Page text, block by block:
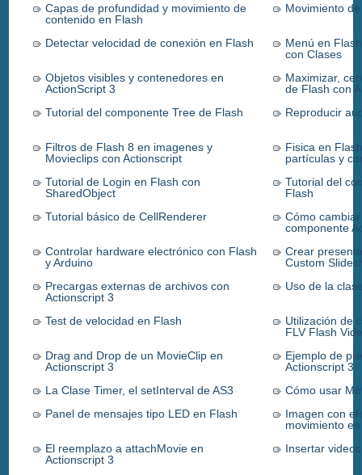
Capas de profundidad y movimiento de
contenido en Flash
Movimiento
Detectar velocidad de conexión en Flash
Menú en
con Clases
Objetos visibles y contenedores en
ActionScript 3
Maximizar,
de Flash con
Tutorial del componente Tree de Flash
Reproducir
Filtros de Flash 8 en imagenes y
Movieclips con Actionscript
Fisica en
partículas y
Tutorial de Login en Flash con
SharedObject
Tutorial del
Flash
Tutorial básico de CellRenderer
Cómo
componente
Controlar hardware electrónico con Flash
y Arduino
Crear
Custom
Precargas externas de archivos con
Actionscript 3
Uso de la
Test de velocidad en Flash
Utilización de
FLV Flash
Drag and Drop de un MovieClip en
Actionscript 3
Ejemplo de
Actionscript 3
La Clase Timer, el setInterval de AS3
Cómo usar
Panel de mensajes tipo LED en Flash
Imagen con
movimiento
El reemplazo a attachMovie en
Actionscript 3
Insertar